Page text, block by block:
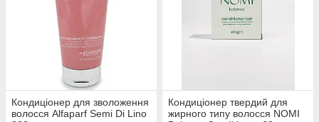
Кондиціонер для зволоження
волосся Alfaparf Semi Di Lino
Кондиціонер твердий для
жирного типу волосся NOMI